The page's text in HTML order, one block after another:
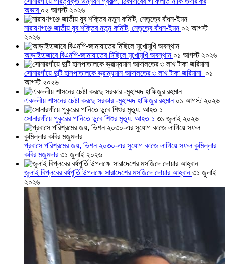
অভাব ০২ আগস্ট ২০২৬
নারায়ণগঞ্জে জাতীয় যুব শক্তির নতুন কমিটি, নেতৃত্বে বাঁধন-ইমন ০২ আগস্ট
২০২৬
আড়াইহাজারে বিএনপি-জামায়াতের মিছিলে মুখোমুখি অবস্থান ০১ আগস্ট ২০২৬
সোনারগাঁয়ে দুটি হাসপাতালকে ভ্রাম্যমান আদালতের ৩ লাখ টাকা জরিমানা ০১
আগস্ট ২০২৬
একদলীয় শাসনের চেষ্টা করছে সরকার -মুহাম্মদ হাফিজুর রহমান ০১ আগস্ট ২০২৬
সোনারগাঁয়ে পুকুরের পানিতে ডুবে শিশুর মৃত্যু, আহত ১ ৩১ জুলাই ২০২৬
প্রবাসে পরিশ্রমের জয়, ভিশন ২০৩০-এর সুযোগ কাজে লাগিয়ে সফল কুমিল্লার
কবির মজুমদার৩১ জুলাই ২০২৬
জুলাই বিপ্লবের বর্ষপূর্তি উপলক্ষে সারাদেশের মসজিদে দোয়ার আহ্বান৩১ জুলাই
২০২৬